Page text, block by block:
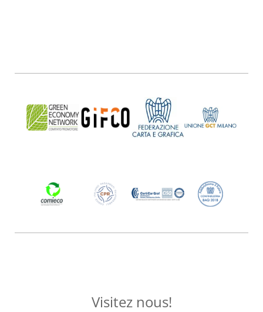
Visitez nous!